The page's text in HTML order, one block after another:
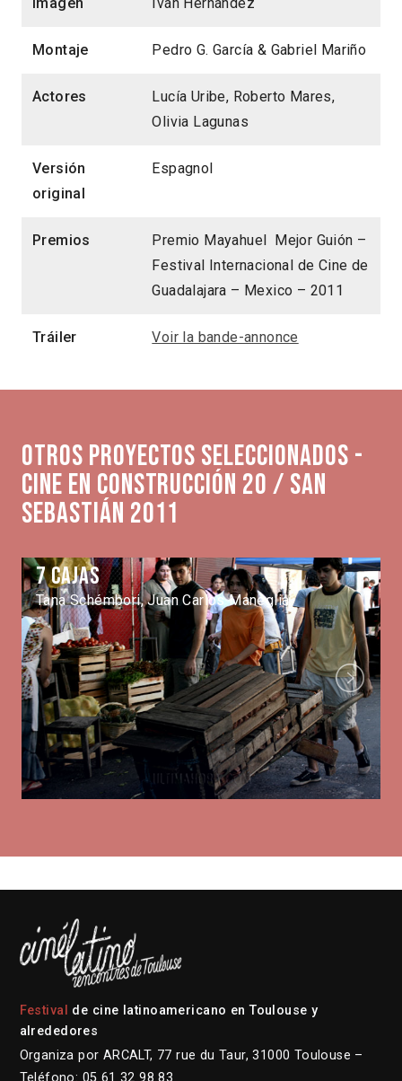
Imagen Iván Hernández
Montaje Pedro G. García & Gabriel Mariño
Actores
Lucía Uribe, Roberto Mares,
Olivia Lagunas
Versión
original
Espagnol
Premios
Premio Mayahuel Mejor Guión –
Festival Internacional de Cine de
Guadalajara – Mexico – 2011
Tráiler Voir la bande-annonce
Otros proyectos seleccionados -
Cine en Construcción 20 / San
Sebastián 2011
7 cajas
Tana Schémbori, Juan Carlos Maneglia
Next
Festival de cine latinoamericano en Toulouse y
alrededores
Organiza por ARCALT, 77 rue du Taur, 31000 Toulouse –